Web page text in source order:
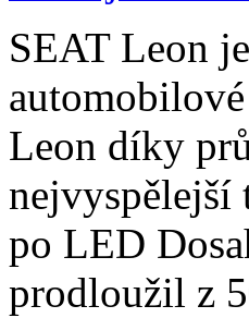
SEAT Leon
Leon díky
nejvyspělejší
po LED
prodloužil z